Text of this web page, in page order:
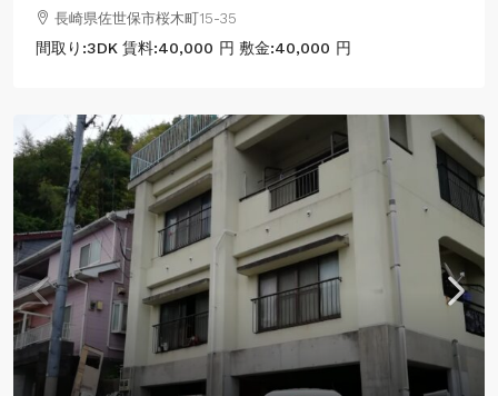
長崎県佐世保市桜木町15-35
間取り:3DK 賃料:40,000 円 敷金:40,000 円